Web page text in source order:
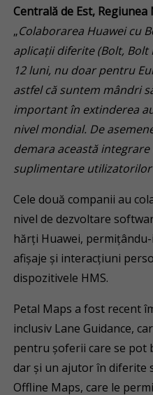
Centrală de Est, Regiunea
„Colaborarea Huawei cu
aplicații diferite (Bolt,
12 luni, nu doar pentru
astfel că suntem mândri
important în extinderea
nivel mondial. De
demara această
suplimentare
Cele două companii au
nivel de dezvoltare
hărți Huawei,
afișaje și interacțiuni
dispozitivele HMS.
Petal Maps a fost recent
inclusiv Lane Guidance,
pentru șoferii care se pot
dar și un ajutor în diferite
Offline Maps, care le